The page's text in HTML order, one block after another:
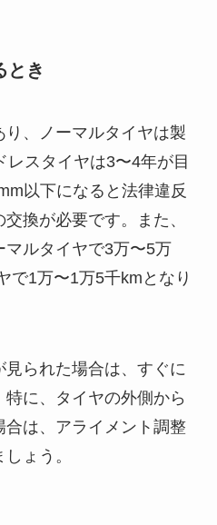
とき
、ノーマルタイヤは製
スタイヤは3〜4年が目
以下になると法律違反
換が必要です。また、
ルタイヤで3万〜5万
で1万〜1万5千kmとなり
られた場合は、すぐに
に、タイヤの外側から
は、アライメント調整
ょう。